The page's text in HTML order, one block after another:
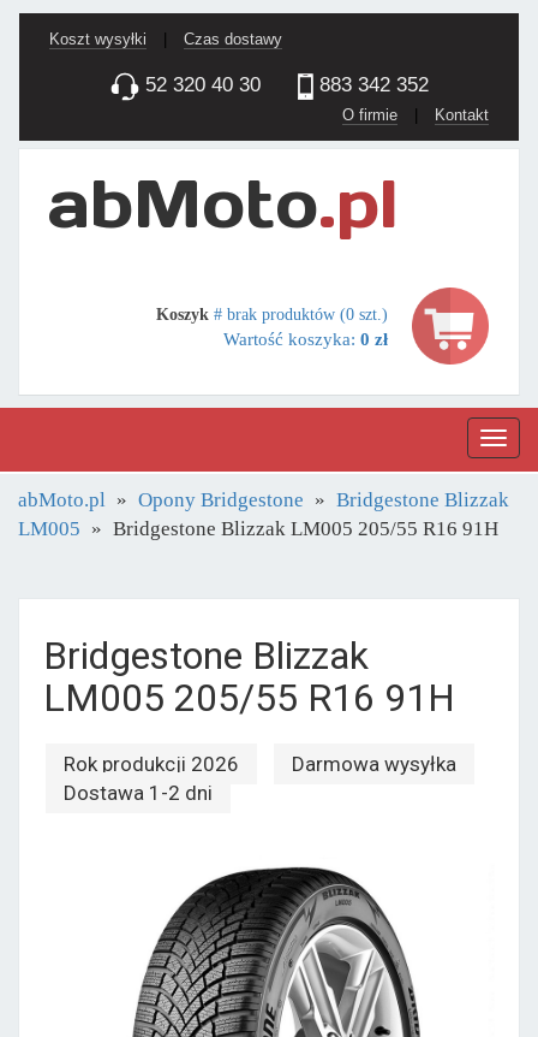
Koszt wysyłki Czas dostawy
52 320 40 30 883 342 352
O firmie | Kontakt
Koszyk # brak produktów (0 szt.)
Wartość koszyka: 0 zł
abMoto.pl Opony Bridgestone
Bridgestone Blizzak
LM005
Bridgestone Blizzak LM005 205/55 R16 91H
Bridgestone Blizzak
LM005 205/55 R16 91H
Rok produkcji 2026
Darmowa wysyłka
Dostawa 1-2 dni